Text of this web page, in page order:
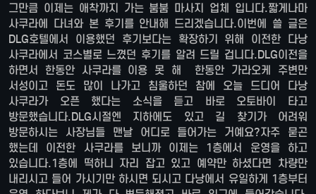
그만큼 이제는 애착까지 가는 붐붐 마사지 업체 입니다.짧게나마
사쿠라에 다녀와 본 후기를 안내해 드리겠습니다.이번에 쓸 글은
DLG호텔에서 이용했던 후기보다는 확장하기 위해 이전한 다낭
사쿠라에서 코스별로 느꼈던 후기를 알려 드릴 겁니다.DLG이전을
하면서 한동안 사쿠라를 이용 못 해 한동안 가라오케 주변만
서성이고 돈도 많이 나가고 침울하던 참에 오늘 드디어 다낭
사쿠라가 오픈 했다는 소식을 듣고 바로 오토바이 타고
방문했습니다.DLG시절엔 지하에도 있고 길 찾기가 어려워
방문하시는 사장님들 맨날 어디로 들어가는 거예요?자주 묻곤
했는데 이전한 사쿠라를 보니까 이제는 1층에서 운영을 하고
있습니다.1층에 떡하니 자리 잡고 있고 예약만 하셨다면 차량만
내리시고 들어 가시기만 하시면 되시고 다낭에서 유일하게 1층부터